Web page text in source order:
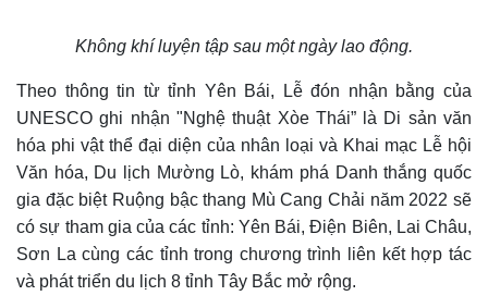
Không khí luyện tập sau một ngày lao động.
Theo thông tin từ tỉnh Yên Bái, Lễ đón nhận bằng của
UNESCO ghi nhận "Nghệ thuật Xòe Thái” là Di sản văn
hóa phi vật thể đại diện của nhân loại và Khai mạc Lễ hội
Văn hóa, Du lịch Mường Lò, khám phá Danh thắng quốc
gia đặc biệt Ruộng bậc thang Mù Cang Chải năm 2022 sẽ
có sự tham gia của các tỉnh: Yên Bái, Điện Biên, Lai Châu,
Sơn La cùng các tỉnh trong chương trình liên kết hợp tác
và phát triển du lịch 8 tỉnh Tây Bắc mở rộng.